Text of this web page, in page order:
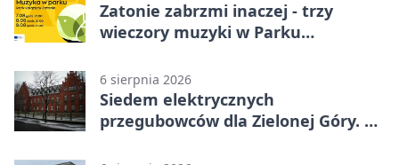
Zatonie zabrzmi inaczej - trzy
wieczory muzyki w Parku
6 sierpnia 2026
Siedem elektrycznych
przegubowców dla Zielonej Góry. To